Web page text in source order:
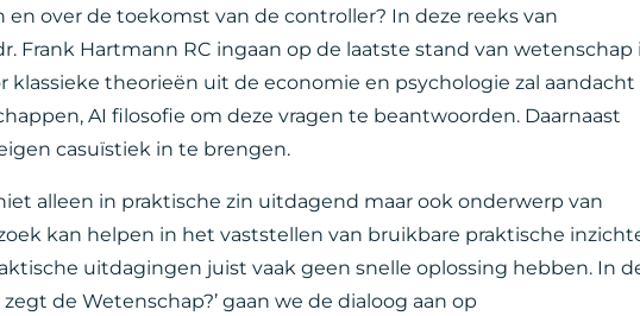
en over de toekomst van de controller? In deze reeks van
Frank Hartmann RC ingaan op de laatste stand van wetenschap
klassieke theorieën uit de economie en psychologie zal aandacht
AI filosofie om deze vragen te beantwoorden. Daarnaast
casuïstiek in te brengen.
alleen in praktische zin uitdagend maar ook onderwerp van
kan helpen in het vaststellen van bruikbare praktische
uitdagingen juist vaak geen snelle oplossing hebben. In
de Wetenschap?’ gaan we de dialoog aan op